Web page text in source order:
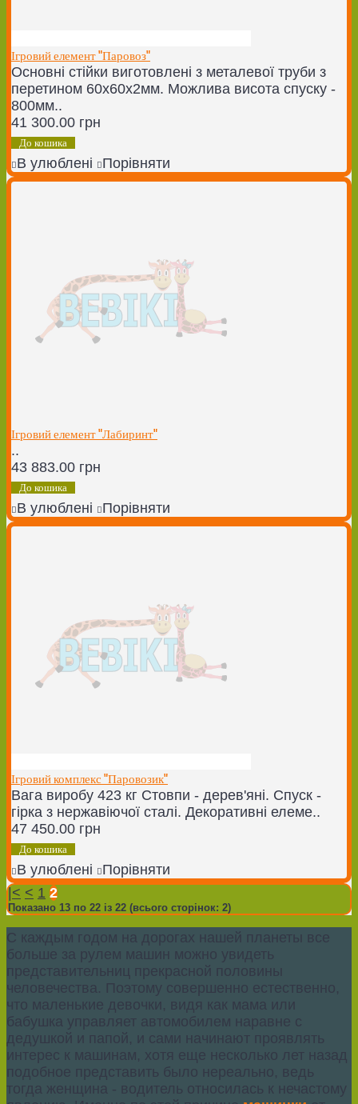
Ігровий елемент "Паровоз"
Основні стійки виготовлені з металевої труби з
перетином 60х60х2мм. Можлива висота спуску -
800мм..
41 300.00 грн
До кошика
В улюблені Порівняти
Ігровий елемент "Лабиринт"
..
43 883.00 грн
До кошика
В улюблені Порівняти
Ігровий комплекс "Паровозик"
Вага виробу 423 кг Стовпи - дерев'яні. Спуск -
гірка з нержавіючої сталі. Декоративні елеме..
47 450.00 грн
До кошика
В улюблені
Порівняти
|< < 1 2
Показано 13 по 22 із 22 (всього сторінок: 2)
С каждым годом на дорогах нашей планеты все
больше за рулем машин можно увидеть
представительниц прекрасной половины
человечества. Поэтому совершенно естественно,
что маленькие девочки, видя как мама или
бабушка управляет автомобилем наравне с
дедушкой и папой, и сами начинают проявлять
интерес к машинам, хотя еще несколько лет назад
подобное представить было нереально, ведь
тогда женщина - водитель относилась к нечастому